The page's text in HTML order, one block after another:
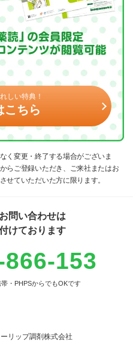
しい特典！
こちら
く変更・終了する場合がございま
らご登録いただき、ご来社またはお
せていただいた方に限ります。
問い合わせは
けております
153
・PHPSからでもOKです
リップ調剤株式会社